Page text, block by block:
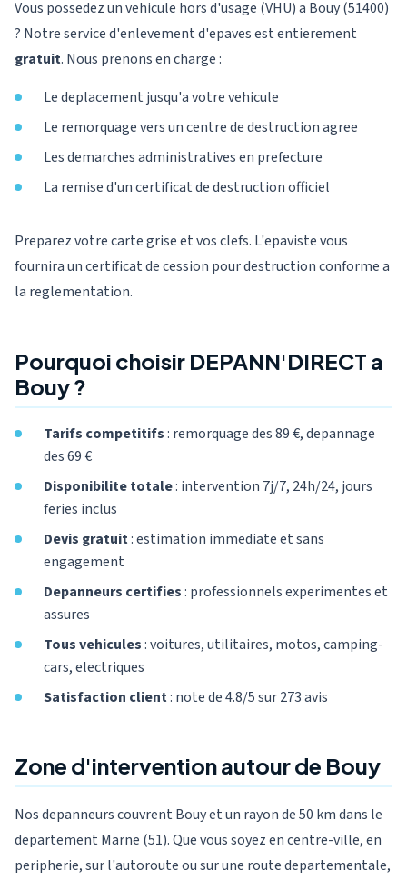
Vous possedez un vehicule hors d'usage (VHU) a Bouy (51400)
? Notre service d'enlevement d'epaves est entierement
gratuit. Nous prenons en charge :
Le deplacement jusqu'a votre vehicule
Le remorquage vers un centre de destruction agree
Les demarches administratives en prefecture
La remise d'un certificat de destruction officiel
Preparez votre carte grise et vos clefs. L'epaviste vous
fournira un certificat de cession pour destruction conforme a
la reglementation.
Pourquoi choisir DEPANN'DIRECT a
Bouy ?
Tarifs competitifs: remorquage des 89 €, depannage
des 69 €
Disponibilite totale: intervention 7j/7, 24h/24, jours
feries inclus
Devis gratuit: estimation immediate et sans
engagement
Depanneurs certifies: professionnels experimentes et
assures
Tous vehicules: voitures, utilitaires, motos, camping-
cars, electriques
Satisfaction client: note de 4.8/5 sur 273 avis
Zone d'intervention autour de Bouy
Nos depanneurs couvrent Bouy et un rayon de 50 km dans le
departement Marne (51). Que vous soyez en centre-ville, en
peripherie, sur l'autoroute ou sur une route departementale,